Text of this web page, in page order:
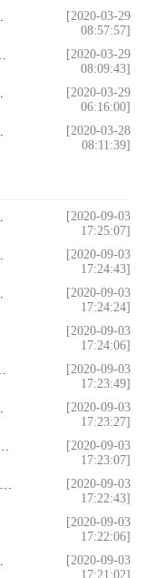
[2020-03-29
08:57:57]
[2020-03-29
08:09:43]
[2020-03-29
06:16:00]
[2020-03-28
08:11:39]
[2020-09-03
17:25:07]
[2020-09-03
17:24:43]
[2020-09-03
17:24:24]
[2020-09-03
17:24:06]
[2020-09-03
17:23:49]
[2020-09-03
17:23:27]
[2020-09-03
17:23:07]
[2020-09-03
17:22:43]
[2020-09-03
17:22:06]
[2020-09-03
17:21:02]